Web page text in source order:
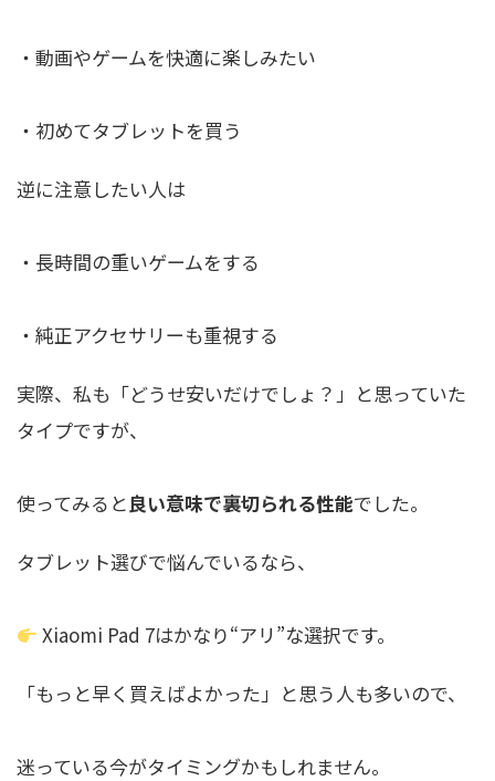
・動画やゲームを快適に楽しみたい
・初めてタブレットを買う
逆に注意したい人は
・長時間の重いゲームをする
・純正アクセサリーも重視する
実際、私も「どうせ安いだけでしょ？」と思っていた
タイプですが、
使ってみると良い意味で裏切られる性能でした。
タブレット選びで悩んでいるなら、
Xiaomi Pad 7はかなり“アリ”な選択です。
「もっと早く買えばよかった」と思う人も多いので、
迷っている今がタイミングかもしれません。